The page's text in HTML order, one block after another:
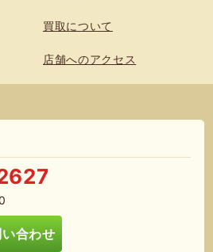
買取について
店舗へのアクセス
合わせ